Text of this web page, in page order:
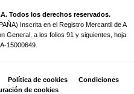
Todos los derechos reservados.
Inscrita en el Registro Mercantil de A
General, a los folios 91 y siguientes, hoja
15000649.
Política de cookies
Condiciones
de cookies